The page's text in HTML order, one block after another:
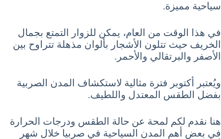
سياحية مميزة.
في هذا الوقت من العام، يمكن للزوار التمتع بجمال
الخريف حيث تتلون الأشجار بألوان مذهلة تتراوح بين
الأصفر والبرتقالي والأحمر.
ويُعتبر أكتوبر فترة مثالية لاستكشاف المدن الصربية
بفضل الطقس المعتدل واللطيف.
هنا نقدم لكم لمحة عن حالة الطقس ودرجات الحرارة
في بعض أهم المدن السياحية في صربيا خلال شهر